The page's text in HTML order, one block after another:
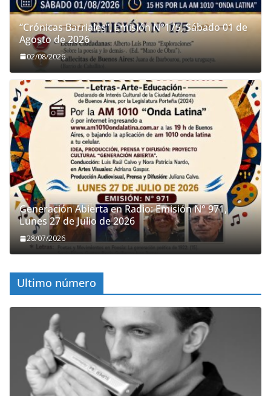
“Crónicas Barriales”, Emisión N°175, Sábado 01 de
Agosto de 2026
02/08/2026
Generación Abierta en Radio: Emisión N° 971,
Lunes 27 de Julio de 2026
28/07/2026
Ultimo número